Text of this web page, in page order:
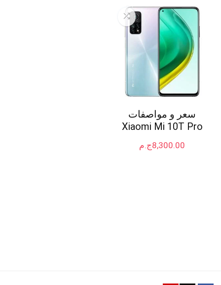
سعر و مواصفات
Xiaomi Mi 10T Pro
ج.م8,300.00